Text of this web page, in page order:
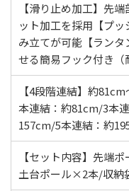
【滑り止め加工】先
ット加工を採用【プ
み立てが可能【ラン
せる簡易フック付き（
【4段階連結】約
本連結：約81cm/3本
157cm/5本連結：約
【セット内容】先端
土台ポール×2本/収納